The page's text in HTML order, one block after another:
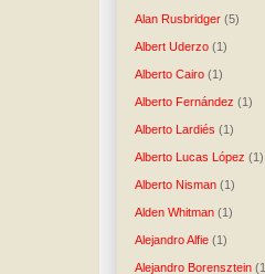
Alan Rusbridger (5)
Albert Uderzo (1)
Alberto Cairo (1)
Alberto Fernández (1)
Alberto Lardiés (1)
Alberto Lucas López (1)
Alberto Nisman (1)
Alden Whitman (1)
Alejandro Alfie (1)
Alejandro Borensztein